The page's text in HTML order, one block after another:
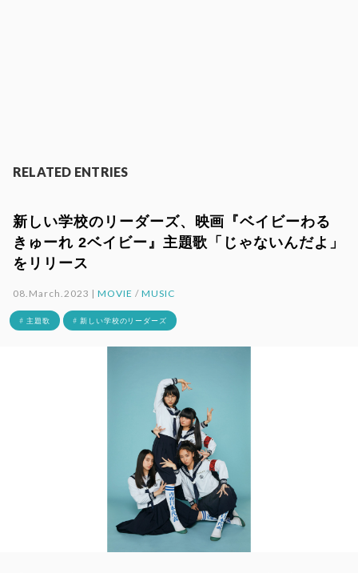
RELATED ENTRIES
新しい学校のリーダーズ、映画『ベイビーわる
きゅーれ 2ベイビー』主題歌「じゃないんだよ」
をリリース
08.March.2023 |MOVIE /MUSIC
# 主題歌 # 新しい学校のリーダーズ